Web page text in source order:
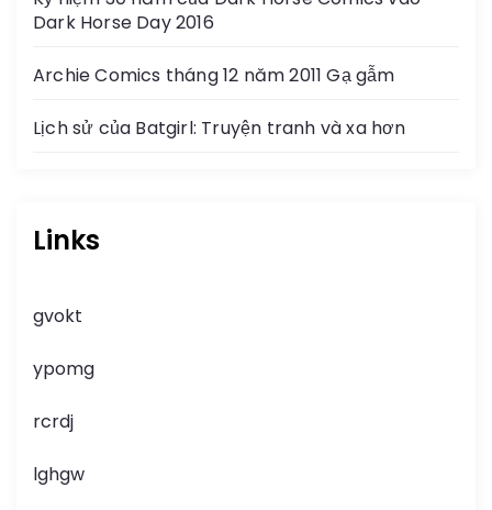
Dark Horse Day 2016
Archie Comics tháng 12 năm 2011 Gạ gẫm
Lịch sử của Batgirl: Truyện tranh và xa hơn
Links
gvokt
ypomg
rcrdj
lghgw